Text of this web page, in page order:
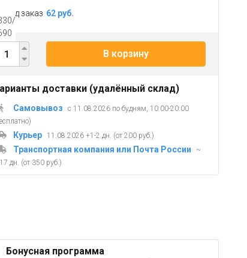
Под заказ 62 руб.
В корзину
доставки (удалённый склад)
Самовывоз
с 11.08.2026 по будням, 10:00-20:00
Курьер 11.08.2026 +1-2 дн. (от 200 руб.)
Транспортная компания или Почта России
~
дн. (от 350 руб.)
Бонусная программа